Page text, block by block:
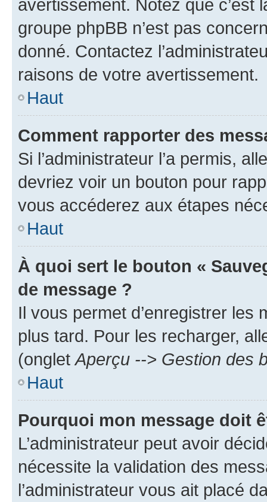
avertissement. Notez que c’est
groupe phpBB n’est pas
donné. Contactez
raisons de votre avertissement.
Haut
Comment rapporter des
Si l’administrateur l’a permis,
devriez voir un bouton pour
vous accéderez aux étapes
Haut
À quoi sert le bouton «
de message ?
Il vous permet d’enregistrer
plus tard. Pour les recharger,
(onglet Aperçu --> Gestion des
Haut
Pourquoi mon message doit
L’administrateur peut avoir
nécessite la validation des
l’administrateur vous ait placé